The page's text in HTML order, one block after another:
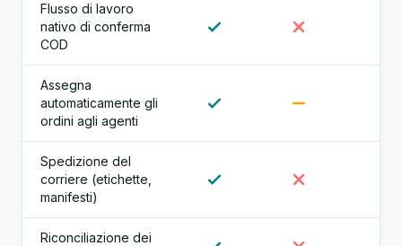
Flusso di lavoro
nativo di conferma
COD
Assegna
automaticamente gli
ordini agli agenti
Spedizione del
corriere (etichette,
manifesti)
Riconciliazione dei